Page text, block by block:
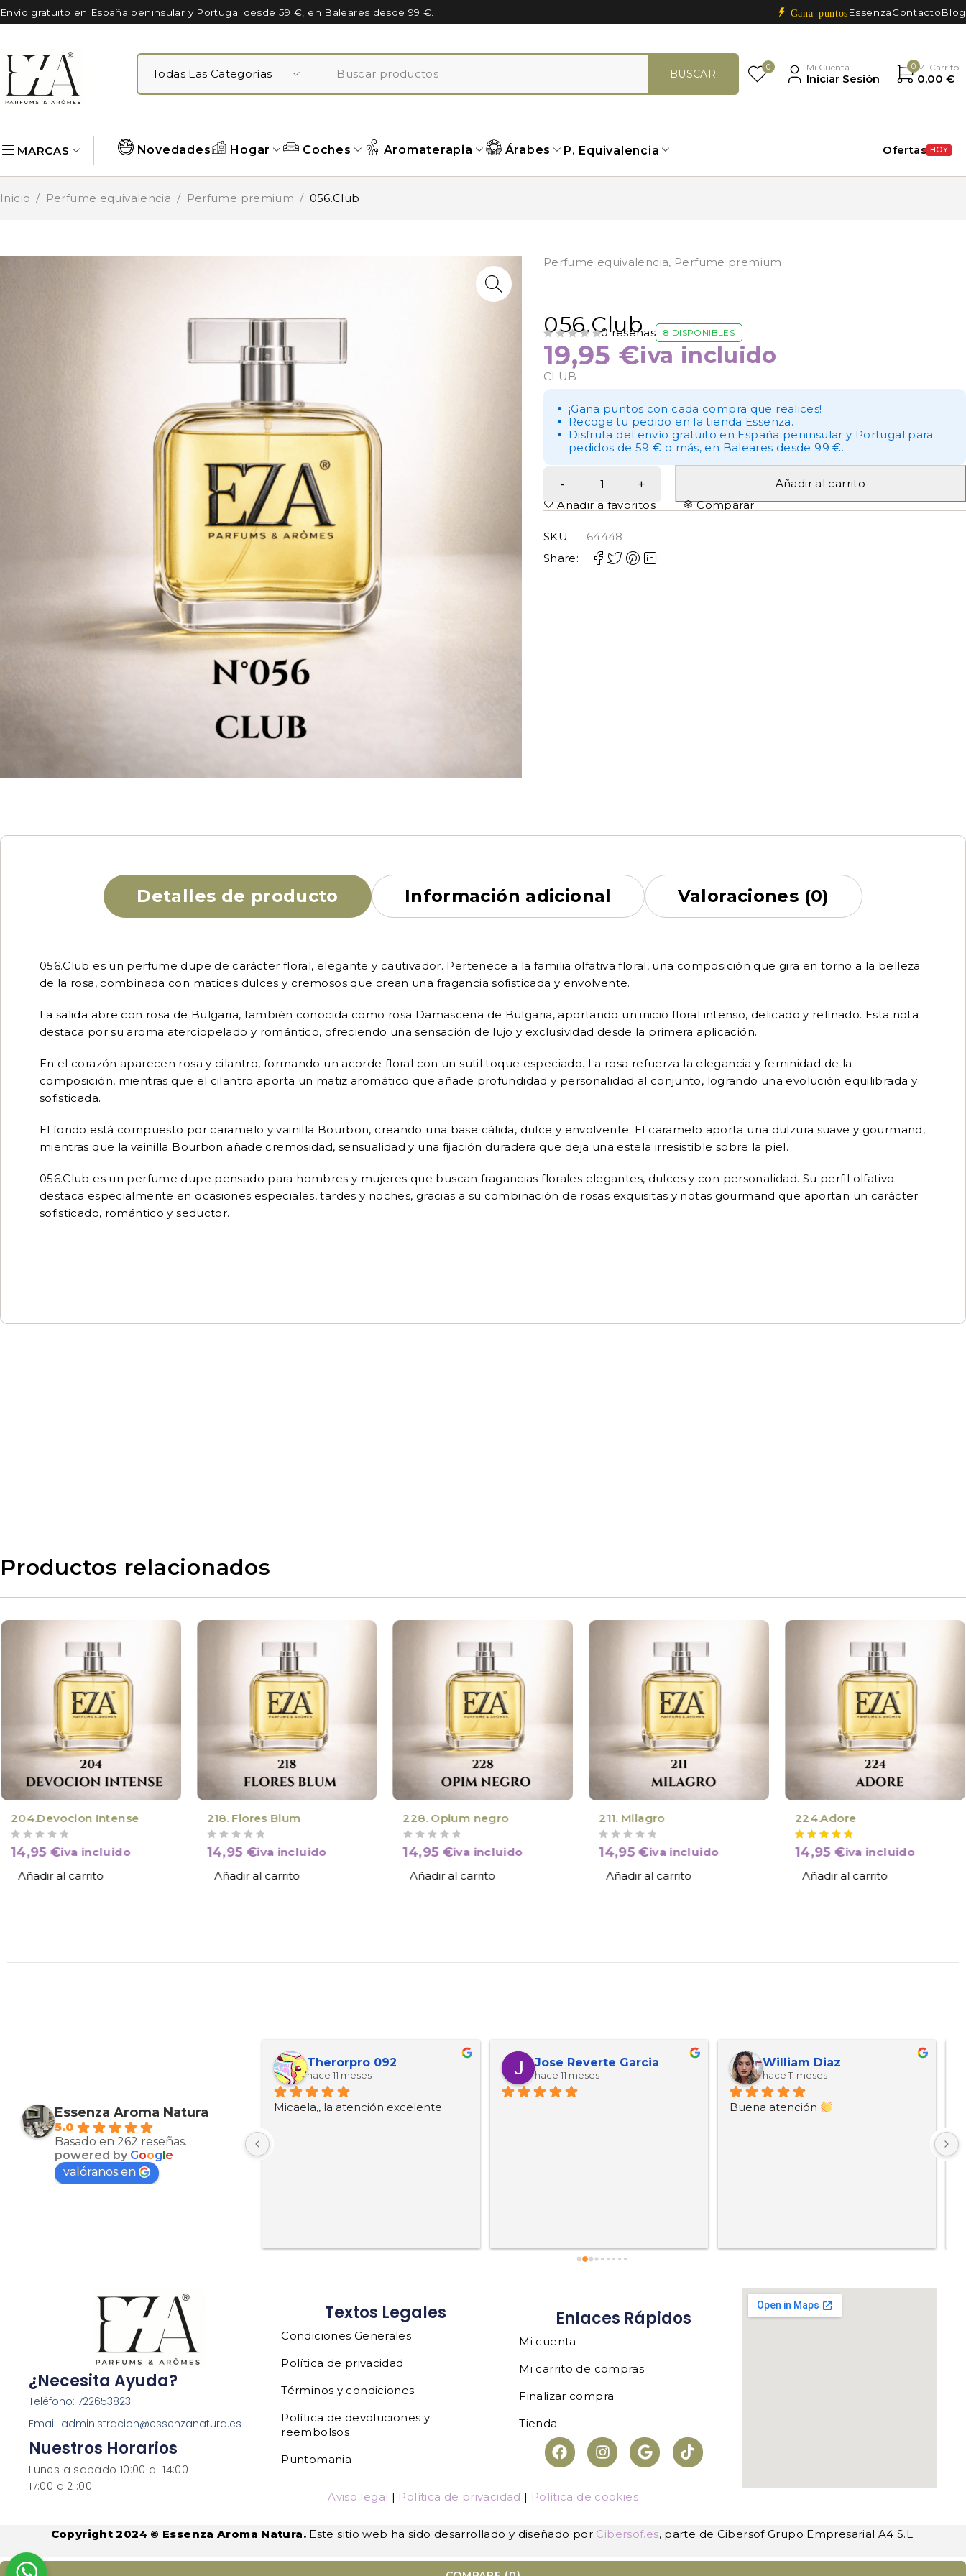
Envío gratuito en España peninsular y Portugal desde 59 €, en Baleares desde 99 €. Gana puntos EssenzaContactoBlog
0 Mi Cuenta
Iniciar Sesión
0 Mi Carrito
0,00 €
MARCAS Novedades Hogar Coches Aromaterapia Árabes P. Equivalencia Ofertas HOY
Inicio / Perfume equivalencia / Perfume premium / 056.Club
Perfume equivalencia, Perfume premium
056.Club
0 reseñas 8 DISPONIBLES
19,95 €iva incluido
CLUB
¡Gana puntos con cada compra que realices!
Recoge tu pedido en la tienda Essenza.
Disfruta del envío gratuito en España peninsular y Portugal para
pedidos de 59 € o más, en Baleares desde 99 €.
Añadir al carrito
Añadir a favoritos
Comparar
SKU:
64448
Share:
Detalles de producto Información adicional Valoraciones (0)
056.Club es un perfume dupe de carácter floral, elegante y cautivador. Pertenece a la familia olfativa floral, una composición que gira en torno a la belleza
de la rosa, combinada con matices dulces y cremosos que crean una fragancia sofisticada y envolvente.
La salida abre con rosa de Bulgaria, también conocida como rosa Damascena de Bulgaria, aportando un inicio floral intenso, delicado y refinado. Esta nota
destaca por su aroma aterciopelado y romántico, ofreciendo una sensación de lujo y exclusividad desde la primera aplicación.
En el corazón aparecen rosa y cilantro, formando un acorde floral con un sutil toque especiado. La rosa refuerza la elegancia y feminidad de la
composición, mientras que el cilantro aporta un matiz aromático que añade profundidad y personalidad al conjunto, logrando una evolución equilibrada y
sofisticada.
El fondo está compuesto por caramelo y vainilla Bourbon, creando una base cálida, dulce y envolvente. El caramelo aporta una dulzura suave y gourmand,
mientras que la vainilla Bourbon añade cremosidad, sensualidad y una fijación duradera que deja una estela irresistible sobre la piel.
056.Club es un perfume dupe pensado para hombres y mujeres que buscan fragancias florales elegantes, dulces y con personalidad. Su perfil olfativo
destaca especialmente en ocasiones especiales, tardes y noches, gracias a su combinación de rosas exquisitas y notas gourmand que aportan un carácter
sofisticado, romántico y seductor.
Productos relacionados
204.Devocion Intense
14,95€iva incluido
Añadir al carrito
218. Flores Blum
14,95€iva incluido
Añadir al carrito
228. Opium negro
14,95 €iva incluido
Añadir al carrito
211. Milagro
14,95€iva incluido
Añadir al carrito
224.Adore
14,95€iva incluido
Añadir al carrito
Essenza Aroma Natura
5.0
Basado en 262 reseñas.
powered by Google
valóranos en
Muy bien productos
Therorpro 092
hace 11 meses
Micaela,, la atención excelente
Jose Reverte Garcia
hace 11 meses
William Diaz
hace 11 meses
Buena atención
¿Necesita Ayuda?
Teléfono: 722653823
Email: administracion@essenzanatura.es
Nuestros Horarios
Lunes a sabado 10:00 a 14:00
17:00 a 21:00
Textos Legales
Condiciones Generales
Política de privacidad
Términos y condiciones
Política de devoluciones y
reembolsos
Puntomania
Enlaces Rápidos
Mi cuenta
Mi carrito de compras
Finalizar compra
Tienda
Aviso legal | Política de privacidad | Política de cookies
Copyright 2024 © Essenza Aroma Natura.Este sitio web ha sido desarrollado y diseñado por Cibersof.es, parte de Cibersof Grupo Empresarial A4 S.L.